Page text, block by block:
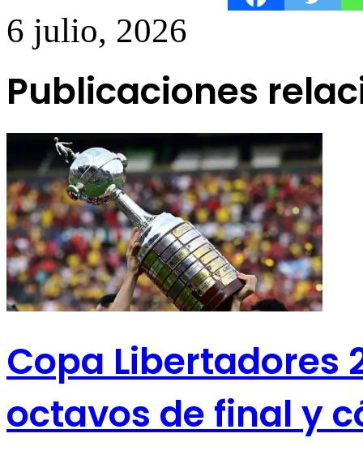
6 julio, 2026
Publicaciones
Copa Libertadores
octavos de final y